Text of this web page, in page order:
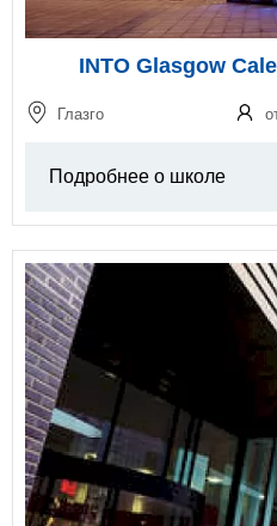
INTO Glasgow
Глазго
Подробнее о школе